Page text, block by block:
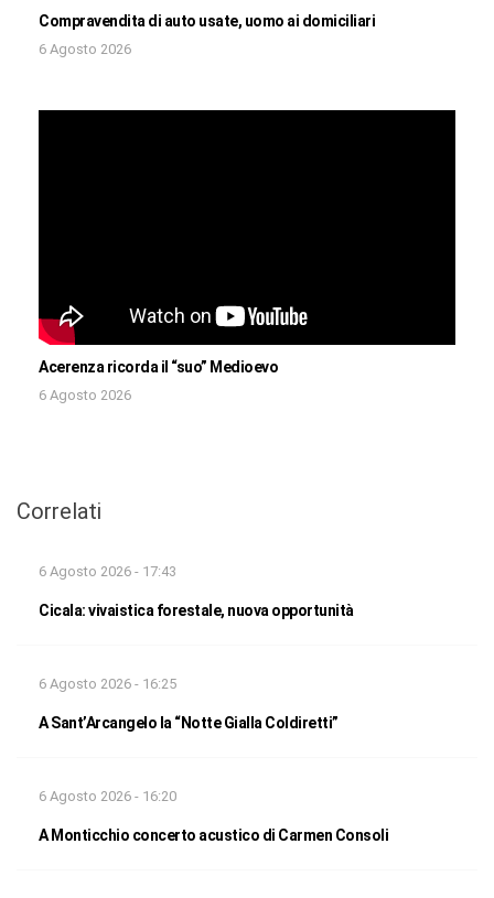
Compravendita di auto usate, uomo ai domiciliari
6 Agosto 2026
Acerenza ricorda il “suo” Medioevo
6 Agosto 2026
Correlati
6 Agosto 2026 - 17:43
Cicala: vivaistica forestale, nuova opportunità
6 Agosto 2026 - 16:25
A Sant’Arcangelo la “Notte Gialla Coldiretti”
6 Agosto 2026 - 16:20
A Monticchio concerto acustico di Carmen Consoli